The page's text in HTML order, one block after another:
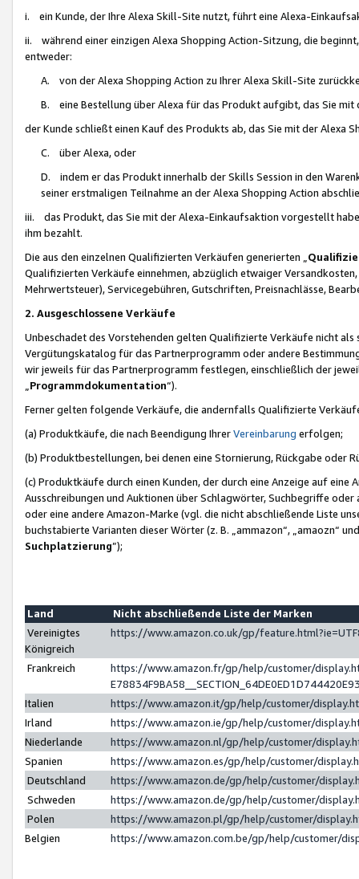
i. ein Kunde, der Ihre Alexa Skill-Site nutzt, führt eine Alexa-
ii. während einer einzigen Alexa Shopping Action-Sitzung, die
entweder:
A. von der Alexa Shopping Action zu Ihrer Alexa Skill-Site
B. eine Bestellung über Alexa für das Produkt aufgibt, das Sie mit
der Kunde schließt einen Kauf des Produkts ab, das Sie mit der Alexa
C. über Alexa, oder
D. indem er das Produkt innerhalb der Skills Session in den
seiner erstmaligen Teilnahme an der Alexa Shopping Action
iii. das Produkt, das Sie mit der Alexa-Einkaufsaktion vorgestellt
ihm bezahlt.
Die aus den einzelnen Qualifizierten Verkäufen generierten „
Qualifizierten Verkäufe einnehmen, abzüglich etwaiger
Mehrwertsteuer), Servicegebühren, Gutschriften, Preisnachlässe,
2. Ausgeschlossene Verkäufe
Unbeschadet des Vorstehenden gelten Qualifizierte Verkäufe nicht
Vergütungskatalog für das Partnerprogramm oder andere
wir jeweils für das Partnerprogramm festlegen, einschließlich der
Programmdokumentation“).
Ferner gelten folgende Verkäufe, die andernfalls Qualifizierte
(a) Produktkäufe, die nach Beendigung IhrerVereinbarung erfolgen;
(b) Produktbestellungen, bei denen eine Stornierung, Rückgabe oder
(c) Produktkäufe durch einen Kunden, der durch eine Anzeige auf
Ausschreibungen und Auktionen über Schlagwörter, Suchbegriffe
oder eine andere Amazon-Marke (vgl. die nicht abschließende Liste
buchstabierte Varianten dieser Wörter (z. B. „ammazon“, „amaozn“
Suchplatzierung”);
Land
Nicht abschließende Liste der Marken
Vereinigtes
Königreich
https://www.amazon.co.uk/gp/
Frankreich
https://www.amazon.fr/gp/help/customer/
Italien
https://www.amazon.it/gp/help/customer/
Irland
https://www.amazon.ie/gp/help/customer/
Niederlande
https://www.amazon.nl/gp/help/customer/
Spanien
https://www.amazon.es/gp/help/customer/
Deutschland
https://www.amazon.de/gp/help/customer/
Schweden
https://www.amazon.de/gp/help/customer/
Polen
https://www.amazon.pl/gp/help/customer/
Belgien
https://www.amazon.com.be/gp/help/customer/